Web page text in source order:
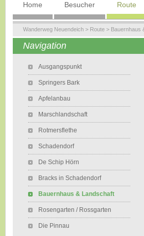
Home Besucher Route
Wanderweg Neuendeich > Route > Bauernhaus
Navigation
Ausgangspunkt
Springers Bark
Apfelanbau
Marschlandschaft
Rotmersflethe
Schadendorf
De Schip Hörn
Bracks in Schadendorf
Bauernhaus & Landschaft
Rosengarten / Rossgarten
Die Pinnau